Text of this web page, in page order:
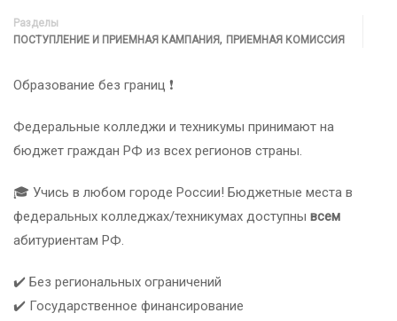
Разделы
ПОСТУПЛЕНИЕ И ПРИЕМНАЯ КАМПАНИЯ, ПРИЕМНАЯ КОМИССИЯ
Образование без границ ❗️
Федеральные колледжи и техникумы принимают на
бюджет граждан РФ из всех регионов страны.
🎓 Учись в любом городе России! Бюджетные места в
федеральных колледжах/техникумах доступны всем
абитуриентам РФ.
✔️ Без региональных ограничений
✔️ Государственное финансирование